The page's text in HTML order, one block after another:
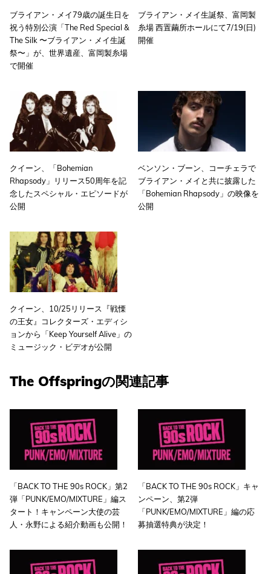
ブライアン・メイ79歳の誕生日を
祝う特別公演「The Red Special &
The Silk 〜ブライアン・メイ生誕
祭〜」が、世界遺産、富岡製糸場
で開催
ブライアン・メイ生誕祭、富岡製
糸場 西置繭所ホールにて7/19(日)
開催
クイーン、「Bohemian
Rhapsody」リリース50周年を記
念したスペシャル・エピソードが
公開
ベンソン・ブーン、コーチェラで
ブライアン・メイと共に披露した
「Bohemian Rhapsody」の映像を
公開
クイーン、10/25リリース『戦慄
の王女』コレクターズ・エディシ
ョンから「Keep Yourself Alive」の
ミュージック・ビデオが公開
The Offspringの関連記事
「BACK TO THE 90s ROCK」第2
弾「PUNK/EMO/MIXTURE」編ス
タート！キャンペーン大使の芸
人・永野による紹介動画も公開！
「BACK TO THE 90s ROCK」キャ
ンペーン、第2弾
「PUNK/EMO/MIXTURE」編の応
募抽選特典が決定！